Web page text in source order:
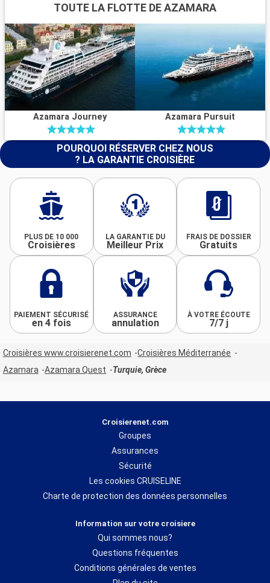
TOUTE LA FLOTTE DE AZAMARA
Azamara Journey Azamara Pursuit
POURQUOI RÉSERVER CHEZ NOUS
? LA GARANTIE CROISIÈRE
PLUS DE 10 000
Croisières
LA GARANTIE DU
Meilleur Prix
FRAIS DE DOSSIER
Gratuits
PAIEMENT SÉCURISÉ
en 4 fois
ASSURANCE
annulation
À VOTRE ÉCOUTE
7/7 j
Croisières www.croisierenet.com
Croisières Méditerranée
Azamara
Azamara Quest Turquie, Grèce
Croisierenet.com
Groupes
Assurances
Sécurité
Les cookies CRUISELINE
Charte de protection des données personnelles
Information sur votre croisiere
Qui sommes nous?
Questions fréquentes
Conditions générales de ventes